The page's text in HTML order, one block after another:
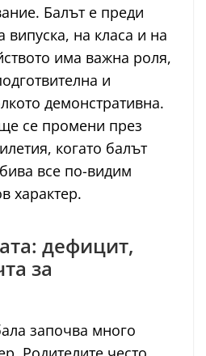
Балът е преди
випуска, на класа и на
има важна роля,
и
демонстративна.
се промени през
когато балът
все по-видим
характер.
дефицит,
за
започва много